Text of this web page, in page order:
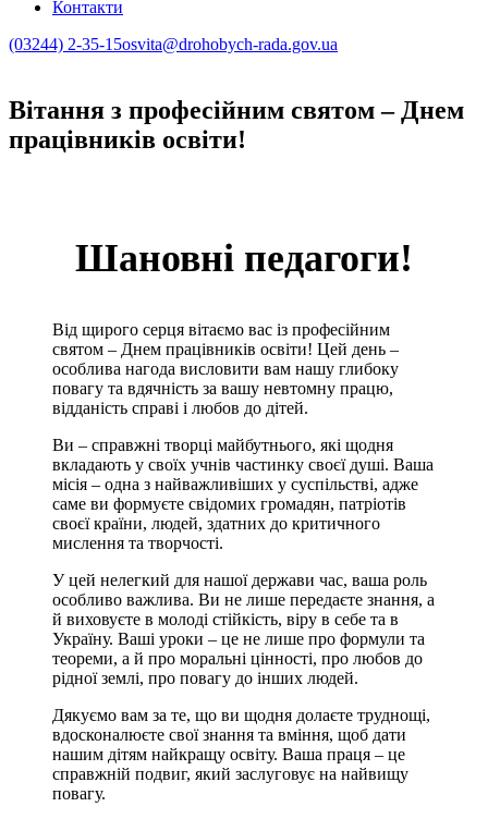
Контакти
(03244) 2-35-15osvita@drohobych-rada.gov.ua
Вітання з професійним святом – Днем
працівників освіти!
Шановні педагоги!
Від щирого серця вітаємо вас із професійним
святом – Днем працівників освіти! Цей день –
особлива нагода висловити вам нашу глибоку
повагу та вдячність за вашу невтомну працю,
відданість справі і любов до дітей.
Ви – справжні творці майбутнього, які щодня
вкладають у своїх учнів частинку своєї душі. Ваша
місія – одна з найважливіших у суспільстві, адже
саме ви формуєте свідомих громадян, патріотів
своєї країни, людей, здатних до критичного
мислення та творчості.
У цей нелегкий для нашої держави час, ваша роль
особливо важлива. Ви не лише передаєте знання, а
й виховуєте в молоді стійкість, віру в себе та в
Україну. Ваші уроки – це не лише про формули та
теореми, а й про моральні цінності, про любов до
рідної землі, про повагу до інших людей.
Дякуємо вам за те, що ви щодня долаєте труднощі,
вдосконалюєте свої знання та вміння, щоб дати
нашим дітям найкращу освіту. Ваша праця – це
справжній подвиг, який заслуговує на найвищу
повагу.